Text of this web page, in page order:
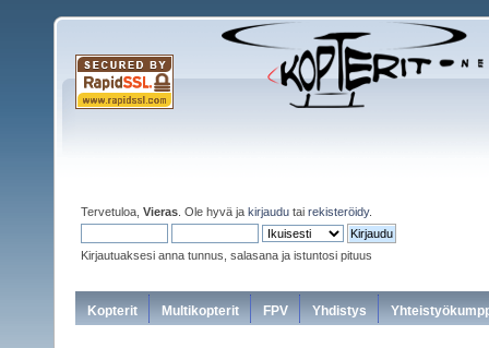
Tervetuloa, Vieras . Ole hyvä ja kirjaudu tai rekisteröidy.
Kirjautuaksesi anna tunnus, salasana ja istuntosi pituus
Kopterit Multikopterit FPV Yhdistys